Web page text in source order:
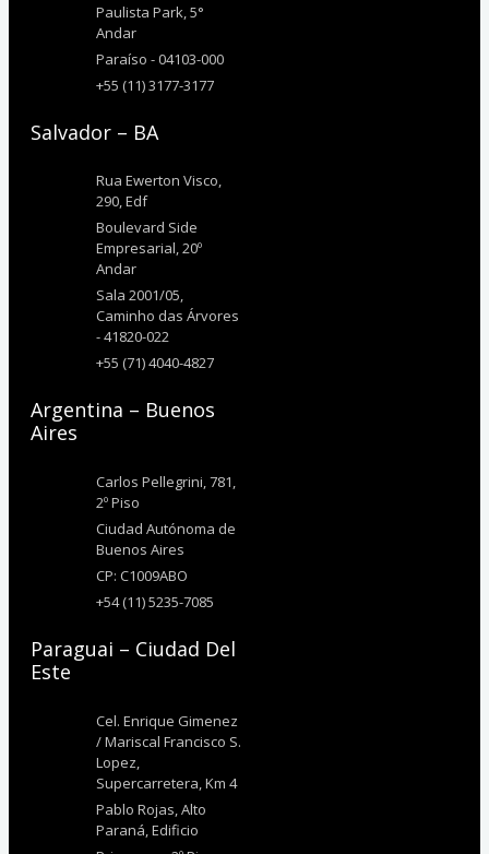
Paulista Park, 5°
Andar
Paraíso - 04103-000
+55 (11) 3177-3177
Salvador – BA
Rua Ewerton Visco,
290, Edf
Boulevard Side
Empresarial, 20º
Andar
Sala 2001/05,
Caminho das Árvores
- 41820-022
+55 (71) 4040-4827
Argentina – Buenos
Aires
Carlos Pellegrini, 781,
2º Piso
Ciudad Autónoma de
Buenos Aires
CP: C1009ABO
+54 (11) 5235-7085
Paraguai – Ciudad Del
Este
Cel. Enrique Gimenez
/ Mariscal Francisco S.
Lopez,
Supercarretera, Km 4
Pablo Rojas, Alto
Paraná, Edificio